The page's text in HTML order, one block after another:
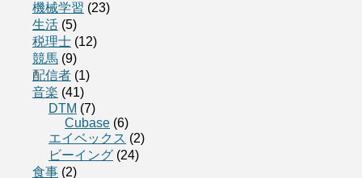
機械学習 (23)
生活 (5)
税理士 (12)
競馬 (9)
配信者 (1)
音楽 (41)
DTM (7)
Cubase (6)
エイベックス (2)
ビーイング (24)
食事 (2)